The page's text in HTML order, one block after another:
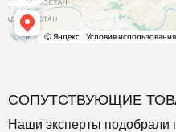
СОПУТСТВУЮЩИЕ
Наши эксперты подобрали